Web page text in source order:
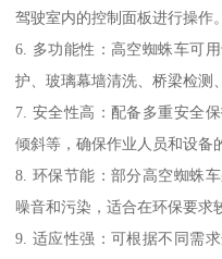
驾驶室内的控制面板进行操作。
6. 多功能性：高空蜘蛛车可
护、玻璃幕墙清洗、桥梁检测
7. 安全性高：配备多重安全
倾斜等，确保作业人员和设备
8. 环保节能：部分高空蜘蛛
噪音和污染，适合在环保要求
9. 适应性强：可根据不同需